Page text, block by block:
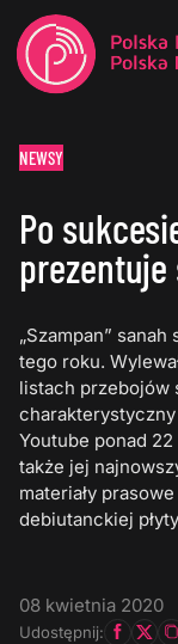
NEWSY
Po
prezentuje
„Szampan”
tego roku.
listach przebojów
Youtube ponad
także jej
materiały
debiutanckiej
08 kwietnia 2020
Udostępnij: